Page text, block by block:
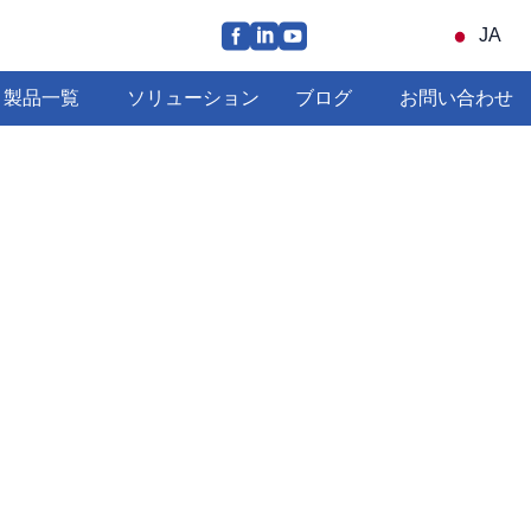
JA
製品一覧 ソリューション ブログ お問い合わせ